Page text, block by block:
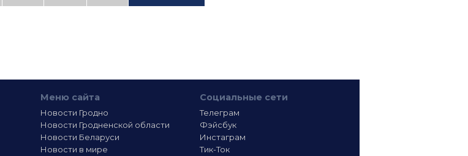
Меню сайта
Новости Гродно
Новости Гродненской области
Новости Беларуси
Новости в мире
Социальные сети
Телеграм
Фэйсбук
Инстаграм
Тик-Ток